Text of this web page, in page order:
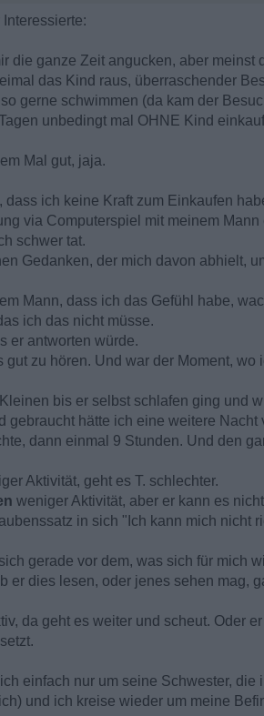
die ganze Zeit angucken, aber meinst
das Kind raus, überraschender
gerne schwimmen (da kam der
unbedingt mal OHNE Kind
Mal gut, jaja.
dass ich keine Kraft zum Einkaufen
via Computerspiel mit meinem
schwer tat.
Gedanken, der mich davon abhielt,
Mann, dass ich das Gefühl habe,
ich das nicht müsse.
er antworten würde.
gut zu hören. Und war der Moment,
bis er selbst schlafen ging und
gebraucht hätte ich eine weitere Nacht
dann einmal 9 Stunden. Und den
Aktivität, geht es T. schlechter.
weniger Aktivität, aber er kann es
in sich "Ich kann mich nicht
gerade vor dem, was sich für mich
er dies lesen, oder jenes sehen mag,
da geht es weiter und scheut. Oder
einfach nur um seine Schwester,
und ich kreise wieder um meine